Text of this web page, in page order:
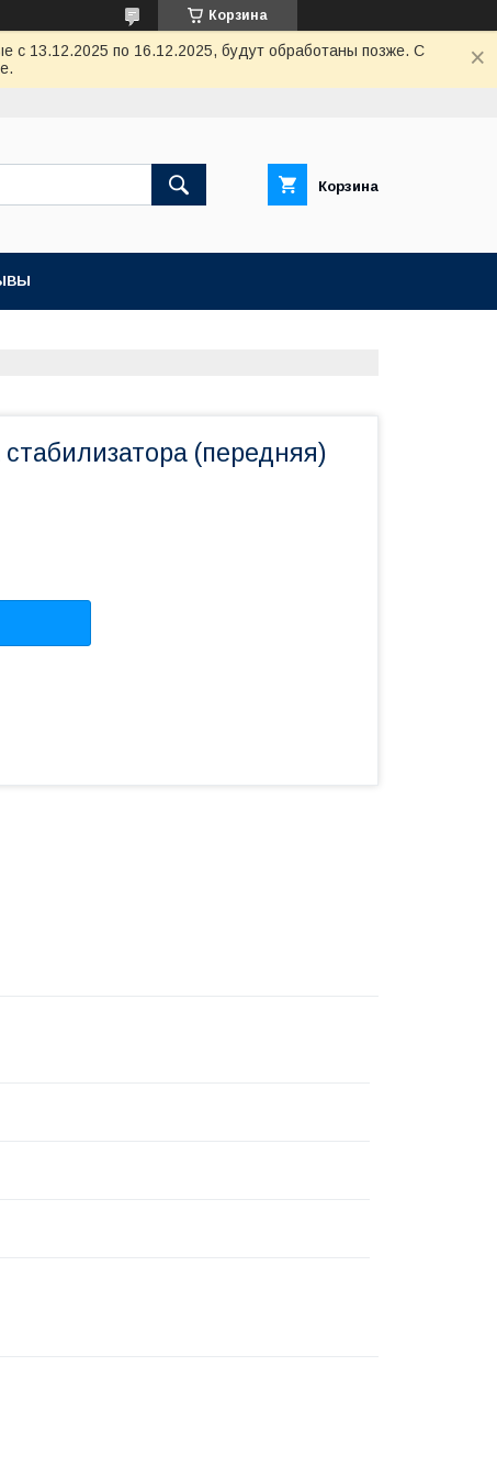
Корзина
с 13.12.2025 по 16.12.2025, будут обработаны позже. С
Корзина
стабилизатора (передняя)